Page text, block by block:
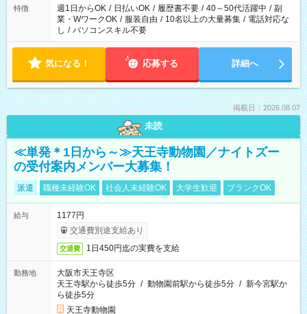
特徴 週1日からOK / 日払いOK / 履歴書不要 / 40～50代活躍中 / 副
業・WワークOK / 服装自由 / 10名以上の大量募集 / 電話対応な
し / パソコンスキル不要
気になる！ 応募する 詳細へ
掲載日：2026.08.07
未読
≪単発＊1日から～≫天王寺動物園／ナイトズー
の受付案内メンバー大募集！
派遣 職種未経験OK 社会人未経験OK 大学生歓迎 ブランクOK
給与
1177円
交通費別途支給あり
交通費 1日450円迄の実費を支給
勤務地
大阪市天王寺区
天王寺駅から徒歩5分 / 動物園前駅から徒歩5分 / 新今宮駅か
ら徒歩5分
天王寺動物園